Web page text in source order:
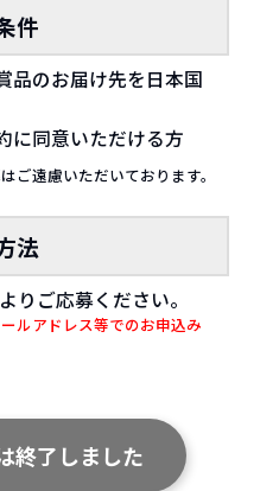
件
品のお届け先を日本国
に同意いただける方
遠慮いただいております。
法
りご応募ください。
ルアドレス等でのお申込み
終了しました